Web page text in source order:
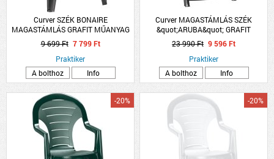
Curver SZÉK BONAIRE
MAGASTÁMLÁS GRAFIT MŰANYAG
56X57X92CM
9 699 Ft 7 799 Ft
Praktiker
A bolthoz
Info
Curver MAGASTÁMLÁS SZÉK
&quot;ARUBA&quot; GRAFIT
23 990 Ft 9 596 Ft
Praktiker
A bolthoz
Info
-20% -20%